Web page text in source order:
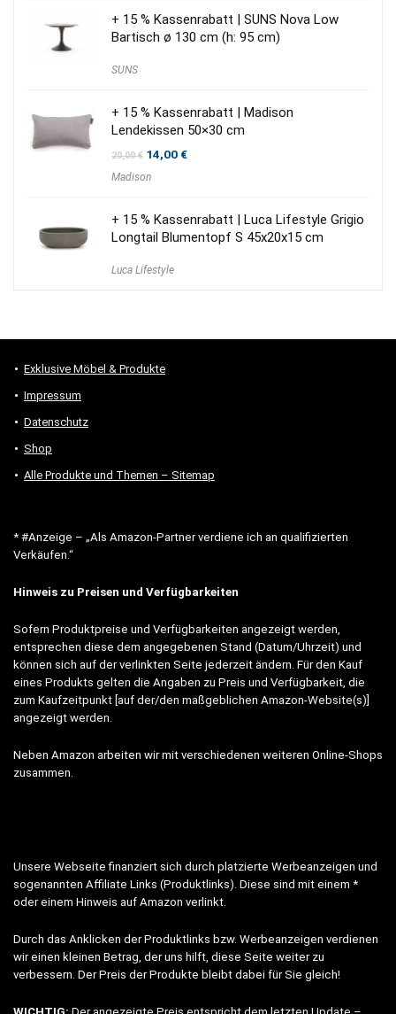
+ 15 % Kassenrabatt | SUNS Nova Low
Bartisch ø 130 cm (h: 95 cm)
SUNS
+ 15 % Kassenrabatt | Madison
Lendekissen 50×30 cm
20,00€ Ursprünglicher
war:
14,00€Aktueller
Madison
+ 15 % Kassenrabatt | Luca Lifestyle Grigio
Longtail Blumentopf S 45x20x15 cm
Luca Lifestyle
Exklusive Möbel & Produkte
Impressum
Datenschutz
Shop
Alle Produkte und Themen – Sitemap
* #Anzeige – „Als Amazon-Partner verdiene ich an qualifizierten
Verkäufen.“
Hinweis zu Preisen und Verfügbarkeiten
Sofern Produktpreise und Verfügbarkeiten angezeigt werden,
entsprechen diese dem angegebenen Stand (Datum/Uhrzeit) und
können sich auf der verlinkten Seite jederzeit ändern. Für den Kauf
eines Produkts gelten die Angaben zu Preis und Verfügbarkeit, die
zum Kaufzeitpunkt [auf der/den maßgeblichen Amazon-Website(s)]
angezeigt werden.
Neben Amazon arbeiten wir mit verschiedenen weiteren Online-Shops
zusammen.
Unsere Webseite finanziert sich durch platzierte Werbeanzeigen und
sogenannten Affiliate Links (Produktlinks). Diese sind mit einem *
oder einem Hinweis auf Amazon verlinkt.
Durch das Anklicken der Produktlinks bzw. Werbeanzeigen verdienen
wir einen kleinen Betrag, der uns hilft, diese Seite weiter zu
verbessern. Der Preis der Produkte bleibt dabei für Sie gleich!